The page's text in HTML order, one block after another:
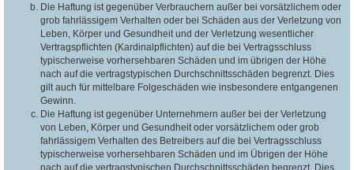
Die Haftung ist gegenüber Verbrauchern außer bei vorsätzlichem oder
grob fahrlässigem Verhalten oder bei Schäden aus der Verletzung von
Leben, Körper und Gesundheit und der Verletzung wesentlicher
Vertragspflichten (Kardinalpflichten) auf die bei Vertragsschluss
typischerweise vorhersehbaren Schäden und im übrigen der Höhe
nach auf die vertragstypischen Durchschnittsschäden begrenzt. Dies
gilt auch für mittelbare Folgeschäden wie insbesondere entgangenen
Gewinn.
Die Haftung ist gegenüber Unternehmern außer bei der Verletzung
von Leben, Körper und Gesundheit oder vorsätzlichem oder grob
fahrlässigem Verhalten des Betreibers auf die bei Vertragsschluss
typischerweise vorhersehbaren Schäden und im Übrigen der Höhe
nach auf die vertragstypischen Durchschnittsschäden begrenzt. Dies